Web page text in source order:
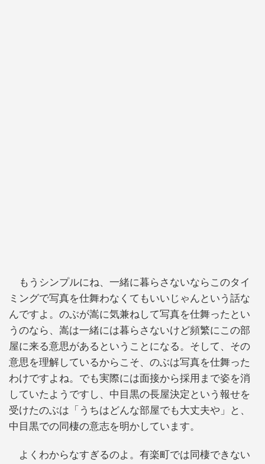
もうシンプルにね、一緒に暮らさないならこのタイ
ミングで写真を仕舞わなくてもいいじゃんという話な
んですよ。のぶが嵩に気兼ねして写真を仕舞ったとい
うのなら、嵩は一緒には暮らさないけど頻繁にこの部
屋に来る意思があるということになる。そして、その
意思を理解しているからこそ、のぶは写真を仕舞った
わけですよね。でも実際には面接から採用まで姿を消
していたようですし、中目黒の長屋決定という報せを
受けたのぶは「うちはどんな部屋でも大丈夫や」と、
中目黒での同棲の意志を明かしています。
よくわからなすぎるのよ。有楽町では同棲できない